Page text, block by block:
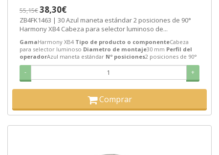
55,15€38,30€
ZB4FK1463 | 30 Azul maneta estándar 2 posiciones de 90°
Harmony XB4 Cabeza para selector luminoso de...
GamaHarmony XB4 Tipo de producto o componenteCabeza
para selector luminoso Diametro de montaje30 mm Perfil del
operadorAzul maneta estándar Nº posiciones2 posiciones de 90°
- +
Comprar